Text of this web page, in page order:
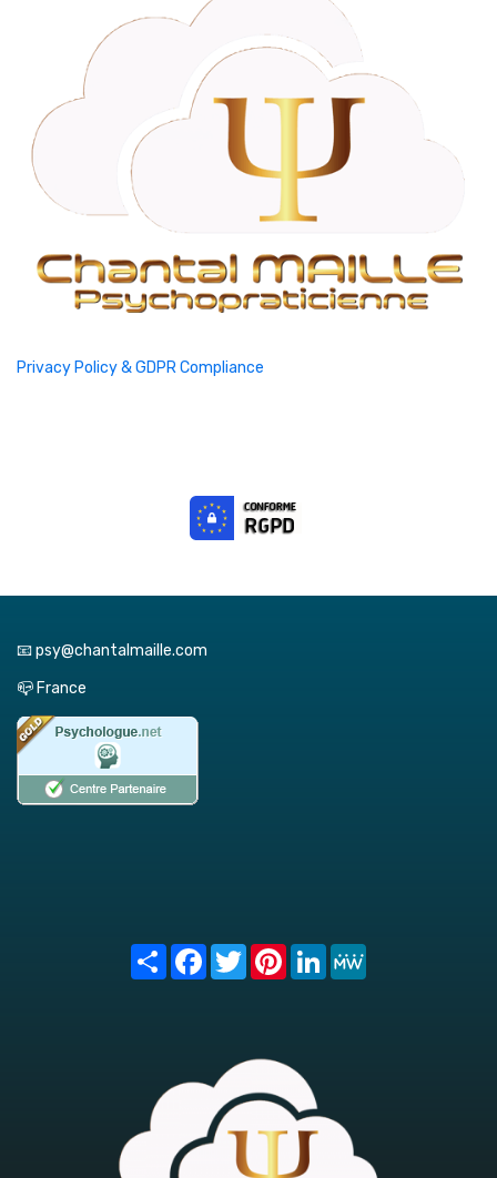
Privacy Policy & GDPR Compliance
📧 psy@chantalmaille.com
📪 France
Share FacebookTwitterPinterest
LinkedIn